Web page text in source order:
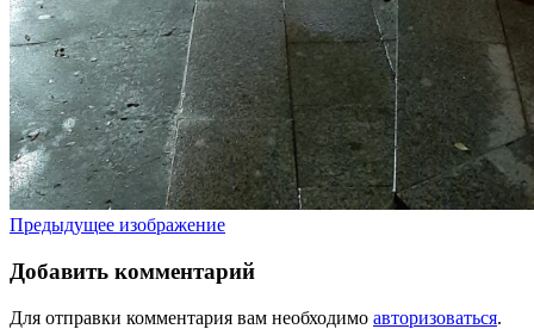
Предыдущее изображение
Добавить комментарий
Для отправки комментария вам необходимо авторизоваться.